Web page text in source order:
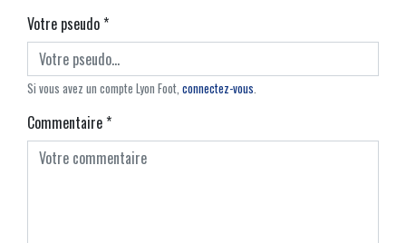
Votre pseudo*
Si vous avez un compte Lyon Foot, connectez-vous.
Commentaire*